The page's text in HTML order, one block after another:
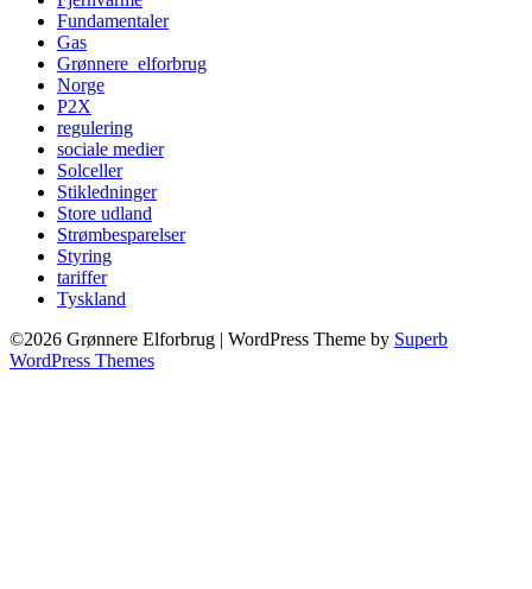
Fundamentaler
Gas
Grønnere_elforbrug
Norge
P2X
regulering
sociale medier
Solceller
Stikledninger
Store udland
Strømbesparelser
Styring
tariffer
Tyskland
©2026 Grønnere Elforbrug | WordPress Theme by Superb
WordPress Themes